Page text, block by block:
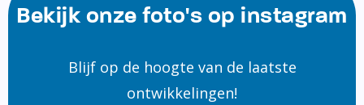
Bekijk onze foto's op instagram
Blijf op de hoogte van de laatste
ontwikkelingen!